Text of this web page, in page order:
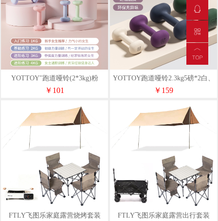
YOTTOY"跑道哑铃(2*3kg)粉
￥101
YOTTOY跑道哑铃2.3kg5磅*2白、
深紫、深绿、深蓝
￥159
FTLY飞图乐家庭露营烧烤套装
FTLY飞图乐家庭露营出行套装